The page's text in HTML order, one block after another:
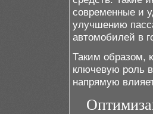
современные и
улучшению
автомобилей в
Таким образом,
ключевую роль
напрямую